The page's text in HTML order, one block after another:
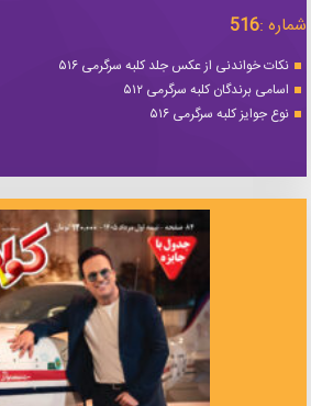
شماره :516
نکات خواندنی از عکس جلد کلبه سرگرمی ۵۱۶
اسامی برندگان کلبه سرگرمی ۵۱۲
نوع جوایز کلبه سرگرمی ۵۱۶